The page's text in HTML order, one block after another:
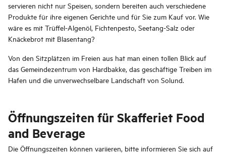
servieren nicht nur Speisen, sondern bereiten auch verschiedene
Produkte für ihre eigenen Gerichte und für Sie zum Kauf vor. Wie
wäre es mit Trüffel-Algenöl, Fichtenpesto, Seetang-Salz oder
Knäckebrot mit Blasentang?
Von den Sitzplätzen im Freien aus hat man einen tollen Blick auf
das Gemeindezentrum von Hardbakke, das geschäftige Treiben im
Hafen und die unverwechselbare Landschaft von Solund.
Öffnungszeiten für Skafferiet Food
and Beverage
Die Öffnungszeiten können variieren, bitte informieren Sie sich auf